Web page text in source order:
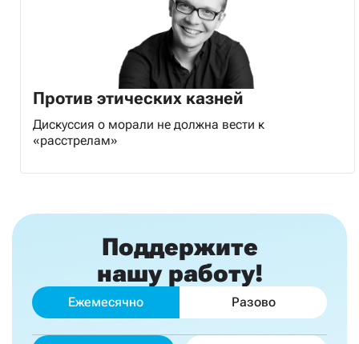
Против этических казней
Дискуссия о морали не должна вести к
«расстрелам»
Поддержите
нашу работу!
Ежемесячно Разово